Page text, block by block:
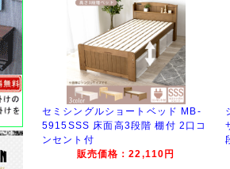
セミシングルショートベッド MB-
5915SSS 床面高3段階 棚付 2口コ
ンセント付
販売価格：22,110円